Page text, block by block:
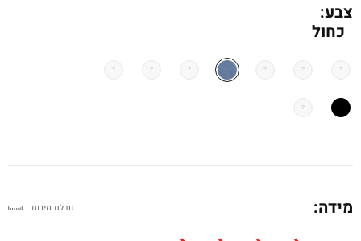
צבע:
כחול
מידה: טבלת מידות